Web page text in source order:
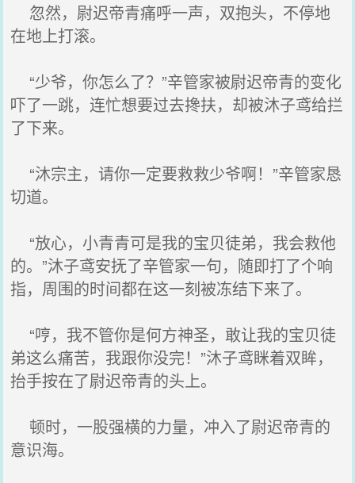
忽然，尉迟帝青痛呼一声，双抱头，不停地
在地上打滚。
“少爷，你怎么了？”辛管家被尉迟帝青的变化
吓了一跳，连忙想要过去搀扶，却被沐子鸢给拦
了下来。
“沐宗主，请你一定要救救少爷啊！”辛管家恳
切道。
“放心，小青青可是我的宝贝徒弟，我会救他
的。”沐子鸢安抚了辛管家一句，随即打了个响
指，周围的时间都在这一刻被冻结下来了。
“哼，我不管你是何方神圣，敢让我的宝贝徒
弟这么痛苦，我跟你没完！”沐子鸢眯着双眸，
抬手按在了尉迟帝青的头上。
顿时，一股强横的力量，冲入了尉迟帝青的
意识海。